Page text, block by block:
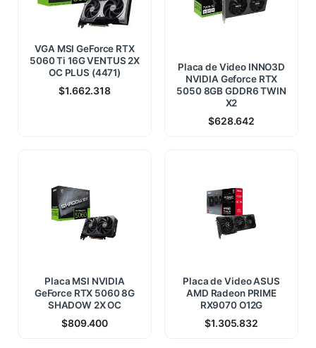
VGA MSI GeForce RTX
5060 Ti 16G VENTUS 2X
OC PLUS (4471)
$1.662.318
Placa de Video INNO3D
NVIDIA Geforce RTX
5050 8GB GDDR6 TWIN
X2
$628.642
Placa MSI NVIDIA
GeForce RTX 5060 8G
SHADOW 2X OC
$809.400
Placa de Video ASUS
AMD Radeon PRIME
RX9070 O12G
$1.305.832